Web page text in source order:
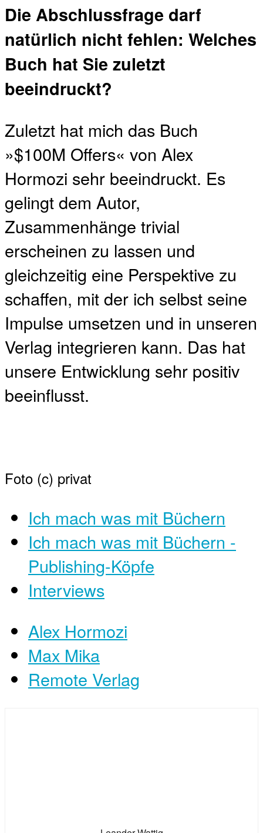
Die Abschlussfrage darf
natürlich nicht fehlen: Welches
Buch hat Sie zuletzt
beeindruckt?
Zuletzt hat mich das Buch
»$100M Offers« von Alex
Hormozi sehr beeindruckt. Es
gelingt dem Autor,
Zusammenhänge trivial
erscheinen zu lassen und
gleichzeitig eine Perspektive zu
schaffen, mit der ich selbst seine
Impulse umsetzen und in unseren
Verlag integrieren kann. Das hat
unsere Entwicklung sehr positiv
beeinflusst.
Foto (c) privat
Ich mach was mit Büchern
Ich mach was mit Büchern -
Publishing-Köpfe
Interviews
Alex Hormozi
Max Mika
Remote Verlag